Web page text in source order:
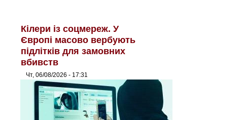
Кілери із соцмереж. У
Європі масово вербують
підлітків для замовних
вбивств
Чт, 06/08/2026 - 17:31